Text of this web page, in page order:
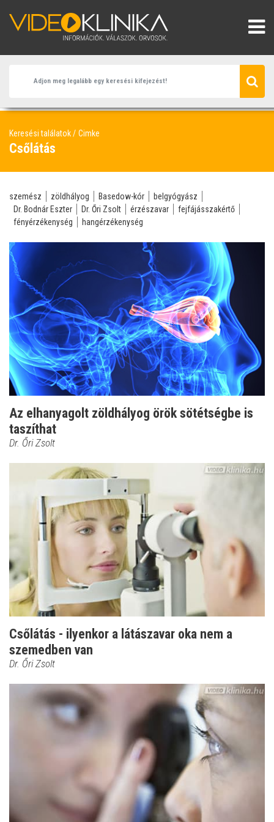
Keresési találatok Cimke
Csőlátás
szemész zöldhályog Basedow-kór
belgyógyász
Dr. Bodnár Eszter
Dr. Őri Zsolt érzészavar
fejfájásszakértő
fényérzékenység
hangérzékenység
Az elhanyagolt zöldhályog örök sötétségbe is
taszíthat
Dr. Őri Zsolt
Csőlátás - ilyenkor a látászavar oka nem a
szemedben van
Dr. Őri Zsolt